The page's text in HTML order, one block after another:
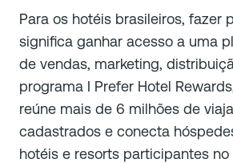
Para os hotéis brasileiros, fazer
significa ganhar acesso a uma
de vendas, marketing,
programa I Prefer Hotel
reúne mais de 6 milhões de
cadastrados e conecta
hotéis e resorts participantes no